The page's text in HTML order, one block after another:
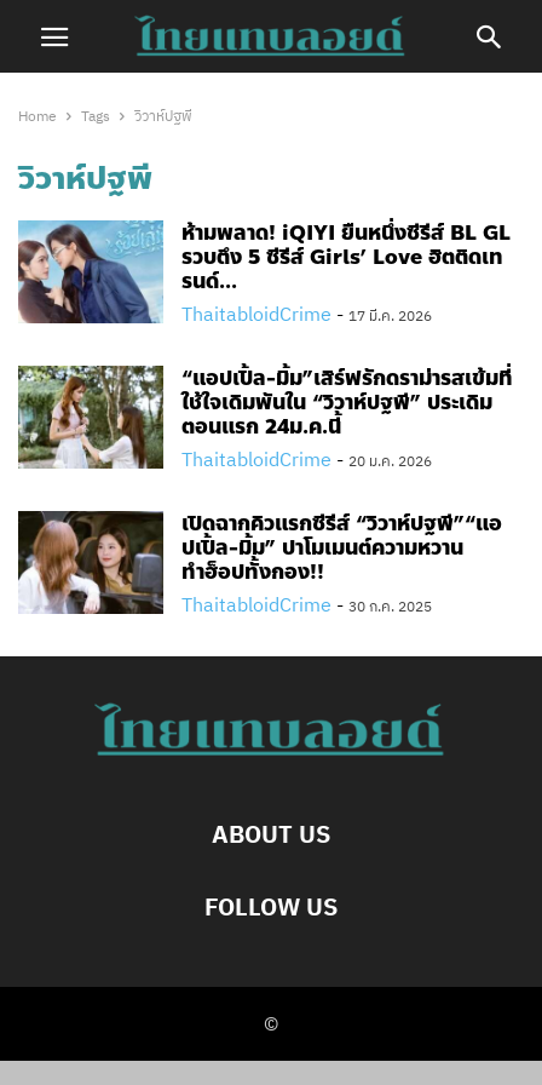
Home Tags วิวาห์ปฐพี
วิวาห์ปฐพี
ห้ามพลาด! iQIYI ยืนหนึ่งซีรีส์ BL GL
รวบตึง 5 ซีรีส์ Girls’ Love ฮิตติดเท
รนด์...
ThaitabloidCrime - 17 มี.ค. 2026
“แอปเปิ้ล-มิ้ม”เสิร์ฟรักดราม่ารสเข้มที่
ใช้ใจเดิมพันใน “วิวาห์ปฐพี” ประเดิม
ตอนแรก​ 24​ม.ค.นี้
ThaitabloidCrime - 20 ม.ค. 2026
เปิดฉากคิวแรกซีรีส์ “วิวาห์ปฐพี”“แอ
ปเปิ้ล-มิ้ม” ปาโมเมนต์ความหวาน
ทำฮ็อปทั้งกอง!!
ThaitabloidCrime - 30 ก.ค. 2025
ABOUT US
FOLLOW US
©